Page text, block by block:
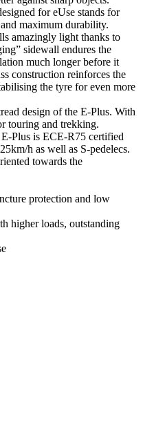
for eUse stands for
maximum durability.
amazingly light thanks to
sidewall endures the
much longer before it
construction reinforces the
the tyre for even more
design of the E-Plus. With
touring and trekking.
Plus is ECE-R75 certified
h as well as S-pedelecs.
towards the
protection and low
higher loads, outstanding